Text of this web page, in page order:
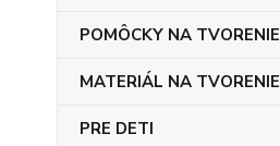
POMÔCKY NA TVORENIE
MATERIÁL NA TVORENIE
PRE DETI